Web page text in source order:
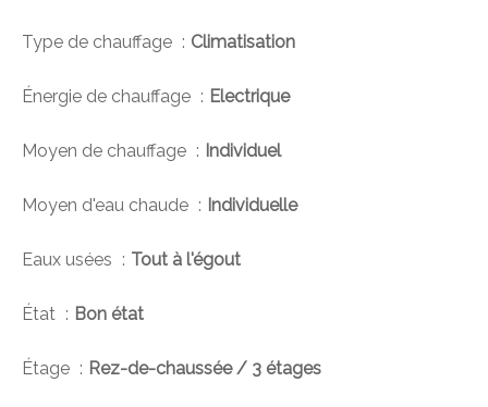
Type de chauffage Climatisation
Énergie de chauffage Electrique
Moyen de chauffage Individuel
Moyen d'eau chaude Individuelle
Eaux usées Tout à l'égout
État Bon état
Étage Rez-de-chaussée / 3 étages